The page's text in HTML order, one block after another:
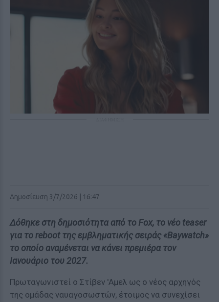
Δημοσίευση 3/7/2026 | 16:47
Δόθηκε στη δημοσιότητα από το Fox, το νέο teaser
για το reboot της εμβληματικής σειράς «Baywatch»
το οποίο αναμένεται να κάνει πρεμιέρα τον
Ιανουάριο του 2027.
Πρωταγωνιστεί ο Στίβεν 'Αμελ ως ο νέος αρχηγός
της ομάδας ναυαγοσωστών, έτοιμος να συνεχίσει